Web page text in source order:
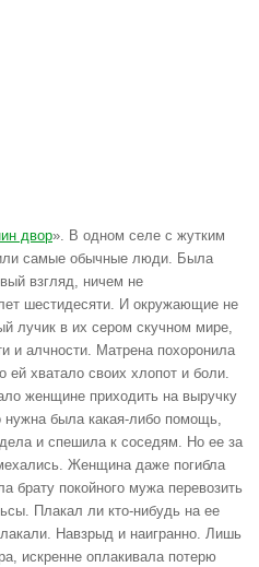
двор». В одном селе с жутким
самые обычные люди. Была
взгляд, ничем не
шестидесяти. И окружающие не
лучик в их сером скучном мире,
и алчности. Матрена похоронила
ей хватало своих хлопот и боли.
женщине приходить на выручку
нужна была какая-либо помощь,
и спешила к соседям. Но ее за
Женщина даже погибла
брату покойного мужа перевозить
Плакал ли кто-нибудь на ее
Навзрыд и наигранно. Лишь
искренне оплакивала потерю